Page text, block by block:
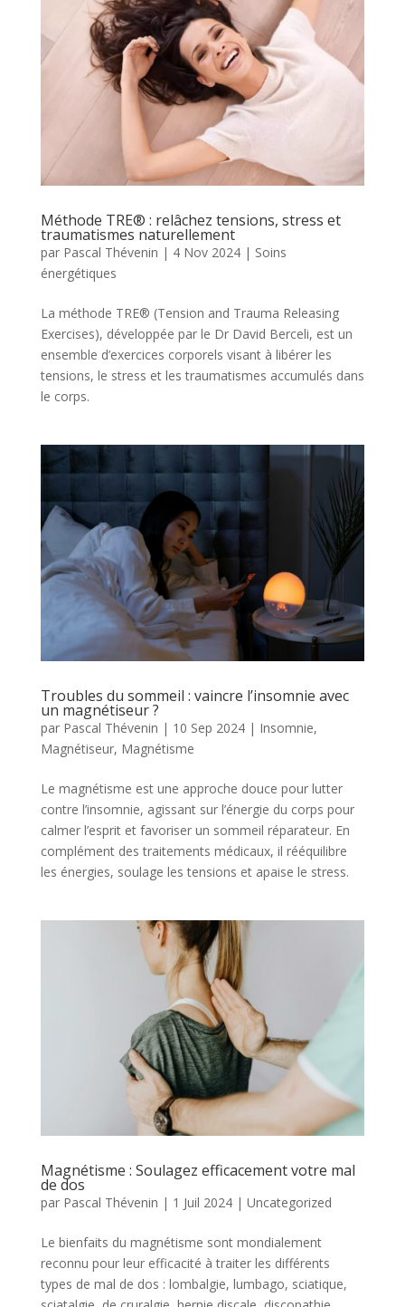
Méthode TRE® : relâchez tensions, stress et
traumatismes naturellement
par Pascal Thévenin | 4 Nov 2024| Soins
énergétiques
La méthode TRE® (Tension and Trauma Releasing
Exercises), développée par le Dr David Berceli, est un
ensemble d’exercices corporels visant à libérer les
tensions, le stress et les traumatismes accumulés dans
le corps.
Troubles du sommeil : vaincre l’insomnie avec
un magnétiseur ?
par Pascal Thévenin | 10 Sep 2024| Insomnie,
Magnétiseur, Magnétisme
Le magnétisme est une approche douce pour lutter
contre l’insomnie, agissant sur l’énergie du corps pour
calmer l’esprit et favoriser un sommeil réparateur. En
complément des traitements médicaux, il rééquilibre
les énergies, soulage les tensions et apaise le stress.
Magnétisme : Soulagez efficacement votre mal
de dos
par Pascal Thévenin | 1 Juil 2024| Uncategorized
Le bienfaits du magnétisme sont mondialement
reconnu pour leur efficacité à traiter les différents
types de mal de dos : lombalgie, lumbago, sciatique,